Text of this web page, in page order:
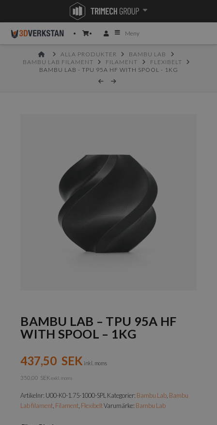
Meny
HOMEALLA PRODUKTER
BAMBU LAB
BAMBU LAB FILAMENT
FILAMENT
FLEXIBELT
BAMBU LAB - TPU 95A HF WITH SPOOL - 1KG
BAMBU LAB – TPU 95A HF
WITH SPOOL – 1KG
437,50 SEK inkl. moms
350,00 SEK exkl. moms
Artikelnr: U00-K0-1.75-1000-SPL Kategorier: Bambu Lab Bambu
Lab filament Filament FlexibeltVarumärke: Bambu Lab